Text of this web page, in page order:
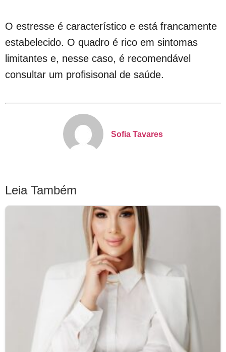
O estresse é característico e está francamente
estabelecido. O quadro é rico em sintomas
limitantes e, nesse caso, é recomendável
consultar um profisisonal de saúde.
Sofia Tavares
Leia Também